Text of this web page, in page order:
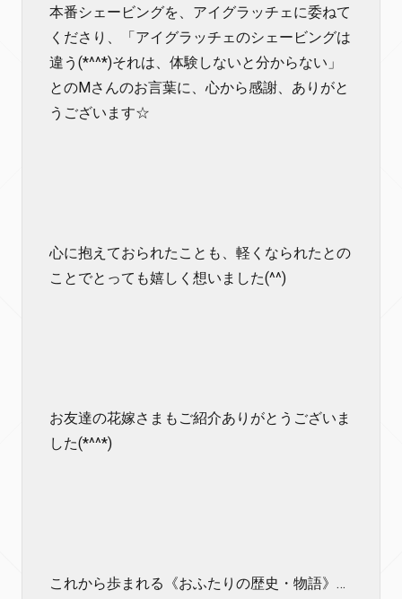
本番シェービングを、アイグラッチェに委ねて
くださり、「アイグラッチェのシェービングは
違う(*^^*)それは、体験しないと分からない」
とのMさんのお言葉に、心から感謝、ありがと
うございます☆
心に抱えておられたことも、軽くなられたとの
ことでとっても嬉しく想いました(^^)
お友達の花嫁さまもご紹介ありがとうございま
した(*^^*)
これから歩まれる《おふたりの歴史・物語》…